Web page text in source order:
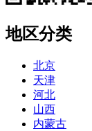
地区分类
北京
天津
河北
山西
内蒙古